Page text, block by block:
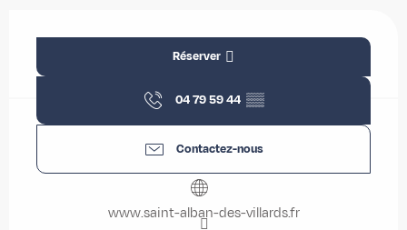
Réserver
04 79 59 44 ▒▒
Contactez-nous
www.saint-alban-des-villards.fr